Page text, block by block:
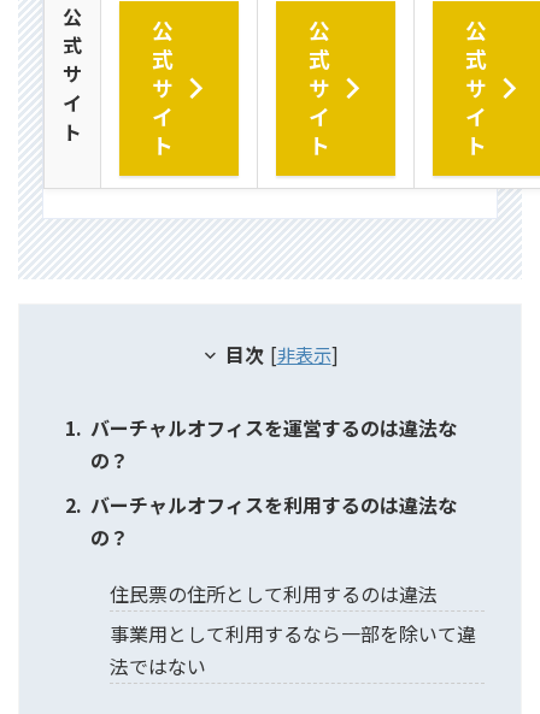
公
式
サ
イ
ト
公
式
サ
イ
ト
公
式
サ
イ
ト
公
式
サ
イ
ト
目次 [非表示]
バーチャルオフィスを運営するのは違法な
の？
バーチャルオフィスを利用するのは違法な
の？
住民票の住所として利用するのは違法
事業用として利用するなら一部を除いて違
法ではない